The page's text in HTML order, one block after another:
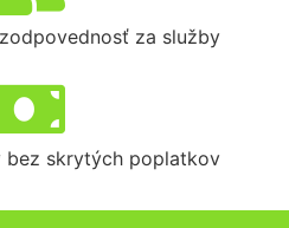
za služby
bez skrytých poplatkov